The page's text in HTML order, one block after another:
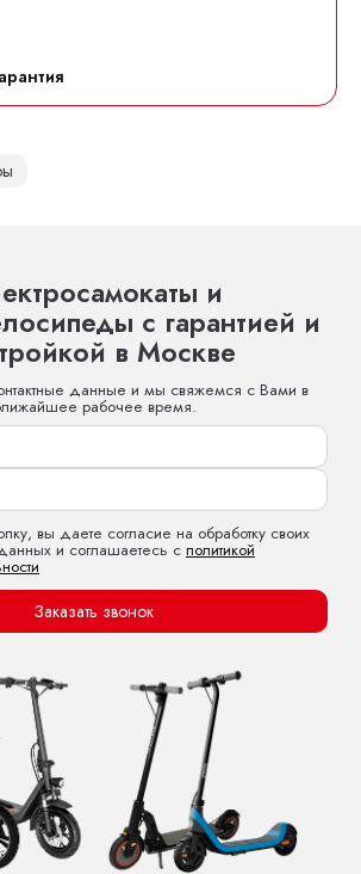
и
с гарантией и
в Москве
данные и мы свяжемся с Вами в
рабочее время.
вы даете согласие на обработку своих
и соглашаетесь с политикой
Заказать звонок